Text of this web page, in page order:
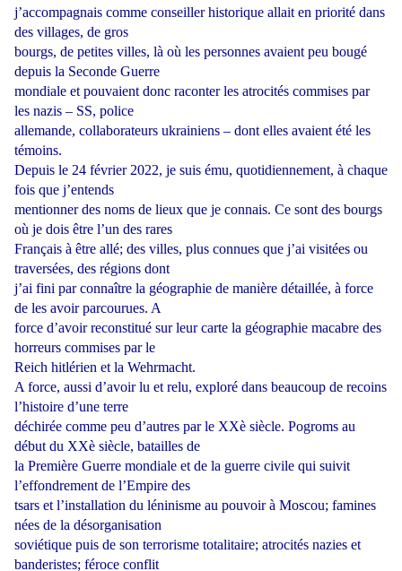
j’accompagnais comme conseiller historique allait en priorité dans
des villages, de gros
bourgs, de petites villes, là où les personnes avaient peu bougé
depuis la Seconde Guerre
mondiale et pouvaient donc raconter les atrocités commises par
les nazis – SS, police
allemande, collaborateurs ukrainiens – dont elles avaient été les
témoins.
Depuis le 24 février 2022, je suis ému, quotidiennement, à chaque
fois que j’entends
mentionner des noms de lieux que je connais. Ce sont des bourgs
où je dois être l’un des rares
Français à être allé; des villes, plus connues que j’ai visitées ou
traversées, des régions dont
j’ai fini par connaître la géographie de manière détaillée, à force
de les avoir parcourues. A
force d’avoir reconstitué sur leur carte la géographie macabre des
horreurs commises par le
Reich hitlérien et la Wehrmacht.
A force, aussi d’avoir lu et relu, exploré dans beaucoup de recoins
l’histoire d’une terre
déchirée comme peu d’autres par le XXè siècle. Pogroms au
début du XXè siècle, batailles de
la Première Guerre mondiale et de la guerre civile qui suivit
l’effondrement de l’Empire des
tsars et l’installation du léninisme au pouvoir à Moscou; famines
nées de la désorganisation
soviétique puis de son terrorisme totalitaire; atrocités nazies et
banderistes; féroce conflit